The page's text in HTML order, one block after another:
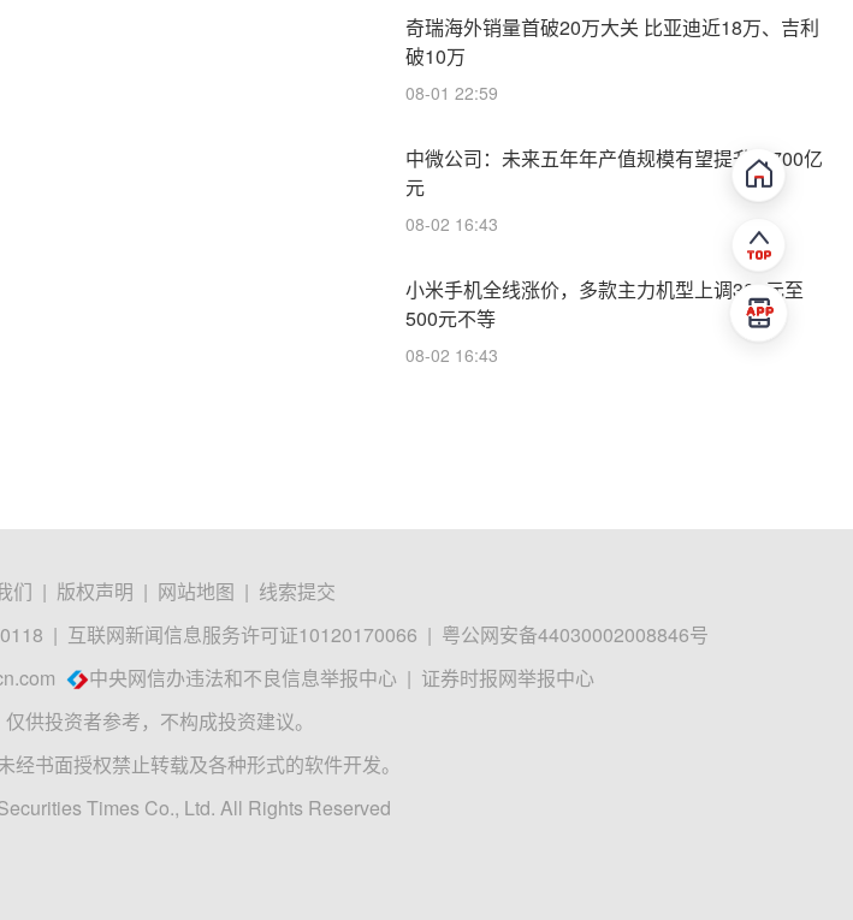
奇瑞海外销量首破20万大关 比亚迪近18万、吉利
破10万
08-01 22:59
中微公司：未来五年年产值规模有望提升至700亿
元
08-02 16:43
小米手机全线涨价，多款主力机型上调300元至
500元不等
08-02 16:43
们 | 版权声明 | 网站地图 | 线索提交
| 互联网新闻信息服务许可证10120170066 | 粤公网安备44030002008846号
中央网信办违法和不良信息举报中心 | 证券时报网举报中心
供投资者参考，不构成投资建议。
书面授权禁止转载及各种形式的软件开发。
Times Co., Ltd. All Rights Reserved